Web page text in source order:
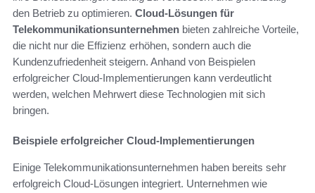
den Betrieb zu optimieren. Cloud-Lösungen für
Telekommunikationsunternehmen bieten zahlreiche Vorteile,
die nicht nur die Effizienz erhöhen, sondern auch die
Kundenzufriedenheit steigern. Anhand von Beispielen
erfolgreicher Cloud-Implementierungen kann verdeutlicht
werden, welchen Mehrwert diese Technologien mit sich
bringen.
Beispiele erfolgreicher Cloud-Implementierungen
Einige Telekommunikationsunternehmen haben bereits sehr
erfolgreich Cloud-Lösungen integriert. Unternehmen wie